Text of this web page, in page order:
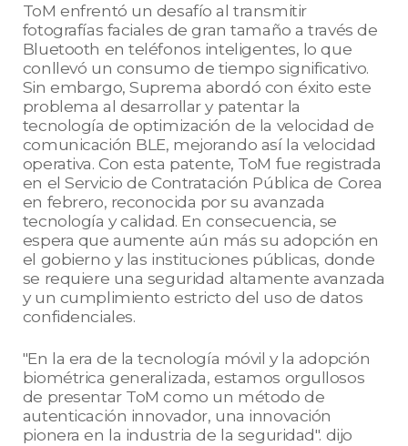
ToM enfrentó un desafío al transmitir
fotografías faciales de gran tamaño a través de
Bluetooth en teléfonos inteligentes, lo que
conllevó un consumo de tiempo significativo.
Sin embargo, Suprema abordó con éxito este
problema al desarrollar y patentar la
tecnología de optimización de la velocidad de
comunicación BLE, mejorando así la velocidad
operativa. Con esta patente, ToM fue registrada
en el Servicio de Contratación Pública de Corea
en febrero, reconocida por su avanzada
tecnología y calidad. En consecuencia, se
espera que aumente aún más su adopción en
el gobierno y las instituciones públicas, donde
se requiere una seguridad altamente avanzada
y un cumplimiento estricto del uso de datos
confidenciales.
"En la era de la tecnología móvil y la adopción
biométrica generalizada, estamos orgullosos
de presentar ToM como un método de
autenticación innovador, una innovación
pionera en la industria de la seguridad". dijo